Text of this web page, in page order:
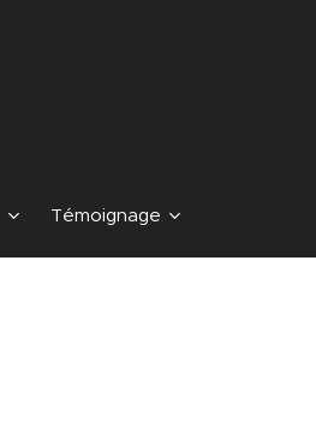
Témoignage